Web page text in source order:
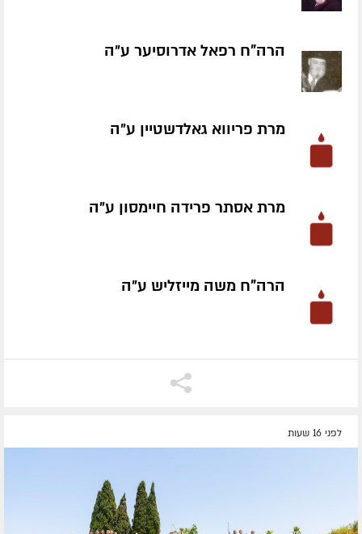
הרה"ח רפאל אדרוסיער ע״ה
מרת פריווא גאלדשטיין ע״ה
מרת אסתר פרידה חיימסון ע״ה
הרה"ח משה מייזליש ע״ה
לפני 16 שעות